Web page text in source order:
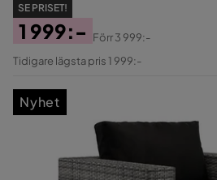
SE PRISET!
Pris
1 999:-
Original
Förr3 999:-
Tidigare lägsta pris 1 999:-
Nyhet